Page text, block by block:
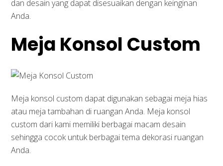
dan desain yang dapat disesuaikan dengan keinginan
Anda.
Meja Konsol Custom
Meja konsol custom dapat digunakan sebagai meja hias
atau meja tambahan di ruangan Anda. Meja konsol
custom dari kami memiliki berbagai macam desain
sehingga cocok untuk berbagai tema dekorasi ruangan
Anda.